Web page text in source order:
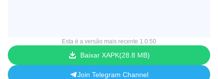
Esta é a versão mais recente 1.0.50
Baixar XAPK 28.8 MB
Join Telegram Channel